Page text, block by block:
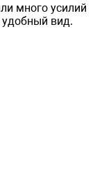
много усилий
вид.